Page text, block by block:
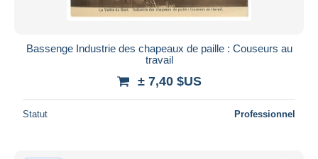
Bassenge Industrie des chapeaux de paille : Couseurs au
travail
± 7,40 $US
Statut Professionnel